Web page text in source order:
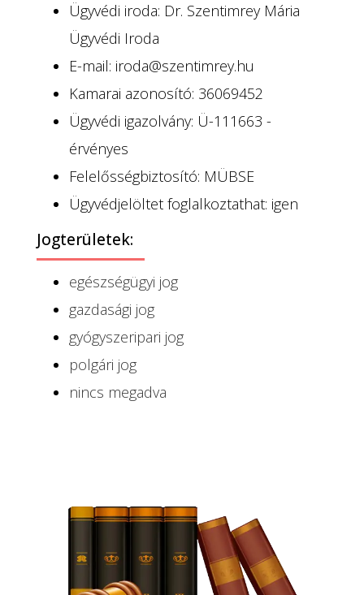
Ügyvédi iroda: Dr. Szentimrey Mária
Ügyvédi Iroda
E-mail: iroda@szentimrey.hu
Kamarai azonosító: 36069452
Ügyvédi igazolvány: Ü-111663 -
érvényes
Felelősségbiztosító: MÜBSE
Ügyvédjelöltet foglalkoztathat: igen
Jogterületek:
egészségügyi jog
gazdasági jog
gyógyszeripari jog
polgári jog
nincs megadva